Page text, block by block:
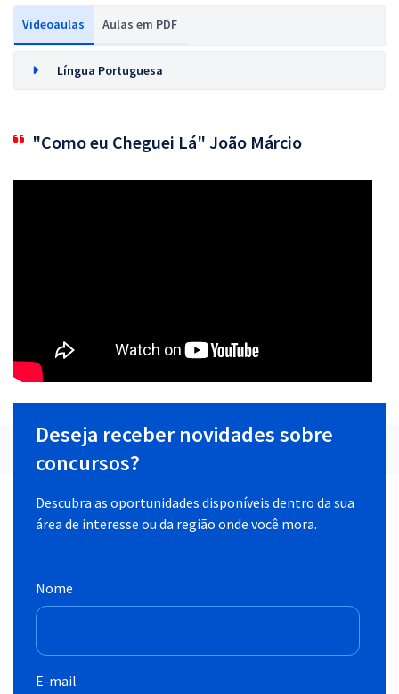
Videoaulas Aulas em PDF
Língua Portuguesa
"Como eu Cheguei Lá" João Márcio
Deseja receber novidades sobre
concursos?
Descubra as oportunidades disponíveis dentro da sua
área de interesse ou da região onde você mora.
Nome
E-mail